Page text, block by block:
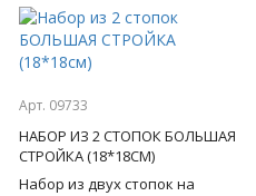
Арт. 09733
НАБОР ИЗ 2 СТОПОК БОЛЬШАЯ
СТРОЙКА (18*18СМ)
Набор из двух стопок на